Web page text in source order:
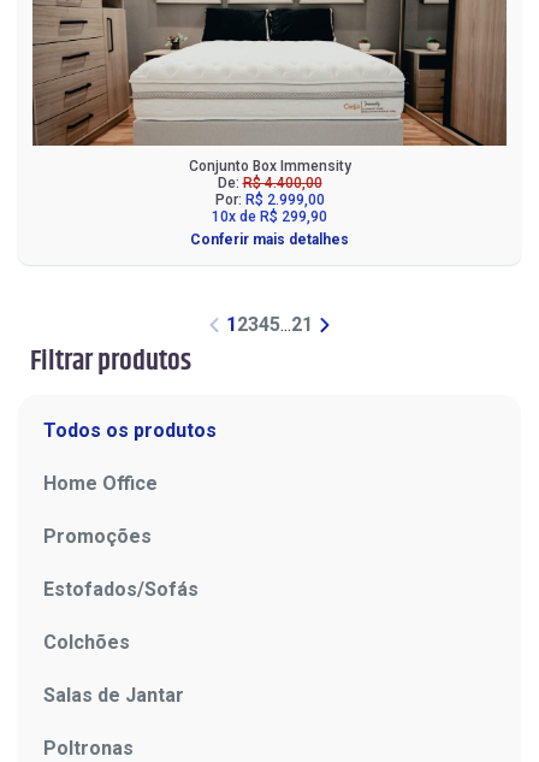
Filtrar produtos
Todos os produtos
Home Office
Promoções
Estofados/Sofás
Colchões
Salas de Jantar
Poltronas
Conjunto Box Immensity
De:R$ 4.400,00
Por: R$ 2.999,00
10x de R$ 299,90
Conferir mais detalhes
1 2345...21